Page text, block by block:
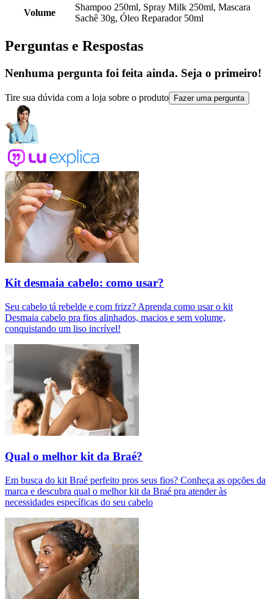
Volume
Shampoo 250ml, Spray Milk 250ml, Mascara
Sachê 30g, Óleo Reparador 50ml
Perguntas e Respostas
Nenhuma pergunta foi feita ainda. Seja o primeiro!
Tire sua dúvida com a loja sobre o produto Fazer uma pergunta
Kit desmaia cabelo: como usar?
Seu cabelo tá rebelde e com frizz? Aprenda como usar o kit
Desmaia cabelo pra fios alinhados, macios e sem volume,
conquistando um liso incrível!
Qual o melhor kit da Braé?
Em busca do kit Braé perfeito pros seus fios? Conheça as opções da
marca e descubra qual o melhor kit da Braé pra atender às
necessidades específicas do seu cabelo